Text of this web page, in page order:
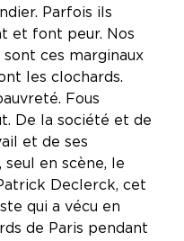
Parfois ils
et font peur. Nos
ces marginaux
les clochards.
Fous
De la société et de
et de ses
en scène, le
Declerck, cet
qui a vécu en
de Paris pendant